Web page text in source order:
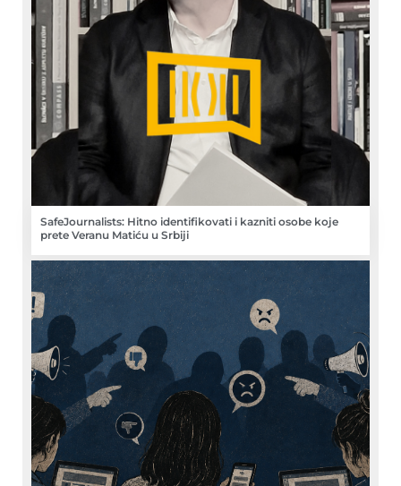
SafeJournalists: Hitno identifikovati i kazniti osobe koje
prete Veranu Matiću u Srbiji